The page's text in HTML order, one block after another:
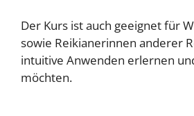
Der Kurs ist auch geeignet für
sowie Reikianerinnen anderer
intuitive Anwenden erlernen
möchten.